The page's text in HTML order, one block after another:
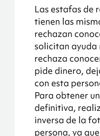
Las estafas de
tienen las
rechazan
solicitan ayuda
rechaza
pide dinero,
con esta
Para obtener
definitiva,
inversa de la
persona, ya